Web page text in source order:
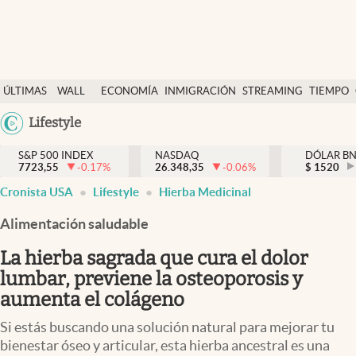
ÚLTIMAS
NOTICIAS
WALL
Y
DÓLAR
ECONOMÍA INMIGRACIÓN STREAMING TIEMPO
México
Lifestyle
Finanzas y economía
Wall Street y dólar
Inmigración
Espiritual
Streaming
PC y mobile
S&P 500 INDEX
7723,55
-0.17%
NASDAQ
26.348,35
-0.06%
DÓLAR
$ 1520
Cronista USA Lifestyle Hierba Medicinal
Alimentación saludable
La hierba sagrada que cura el dolor
lumbar, previene la osteoporosis y
aumenta el colágeno
Si estás buscando una solución natural para mejorar tu
bienestar óseo y articular, esta hierba ancestral es una